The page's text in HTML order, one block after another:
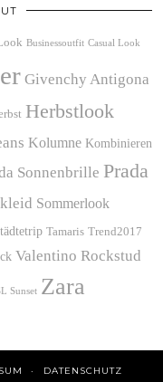
Businessoutfit Casual Look
Givenchy Antigona
Herbstlook
Kolumne Kombinieren
Sonnenbrille Prada
Sommerlook
Tamaris Trend2017
Valentino Rockstud
Sunset Zara
DATENSCHUTZ